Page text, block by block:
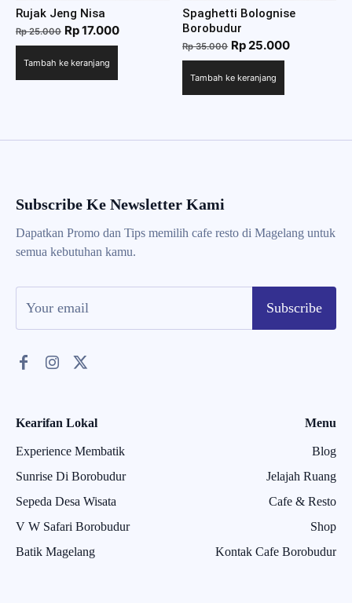
Rujak Jeng Nisa
Rp25.000 Harga
aslinya
adalah:
Rp17.000Harga
Tambah ke keranjang
Spaghetti Bolognise
Borobudur
Rp35.000 Harga
aslinya
adalah:
Rp25.000Harga
Tambah ke keranjang
Subscribe Ke Newsletter Kami
Dapatkan Promo dan Tips memilih cafe resto di Magelang untuk
semua kebutuhan kamu.
Subscribe
Kearifan Lokal
Experience Membatik
Sunrise Di Borobudur
Sepeda Desa Wisata
V W Safari Borobudur
Batik Magelang
Menu
Blog
Jelajah Ruang
Cafe & Resto
Shop
Kontak Cafe Borobudur